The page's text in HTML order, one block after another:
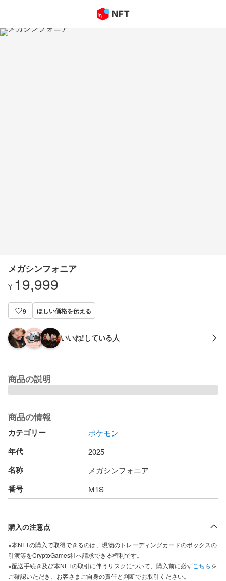
メガシンフォニア
¥ 19,999
9 ほしい価格を伝える
いいね!している人
商品の説明
商品の情報
カテゴリー ポケモン
年代 2025
名称 メガシンフォニア
番号 M1S
購入の注意点
※本NFTの購入で取得できるのは、現物のトレーディングカードのボックスの
引渡等をCryptoGames社へ請求できる権利です。
※配送手続き及び本NFTの取引に伴うリスクについて、購入前に必ずこちらを
ご確認いただき、お客さまご自身の責任と判断でお取引ください。